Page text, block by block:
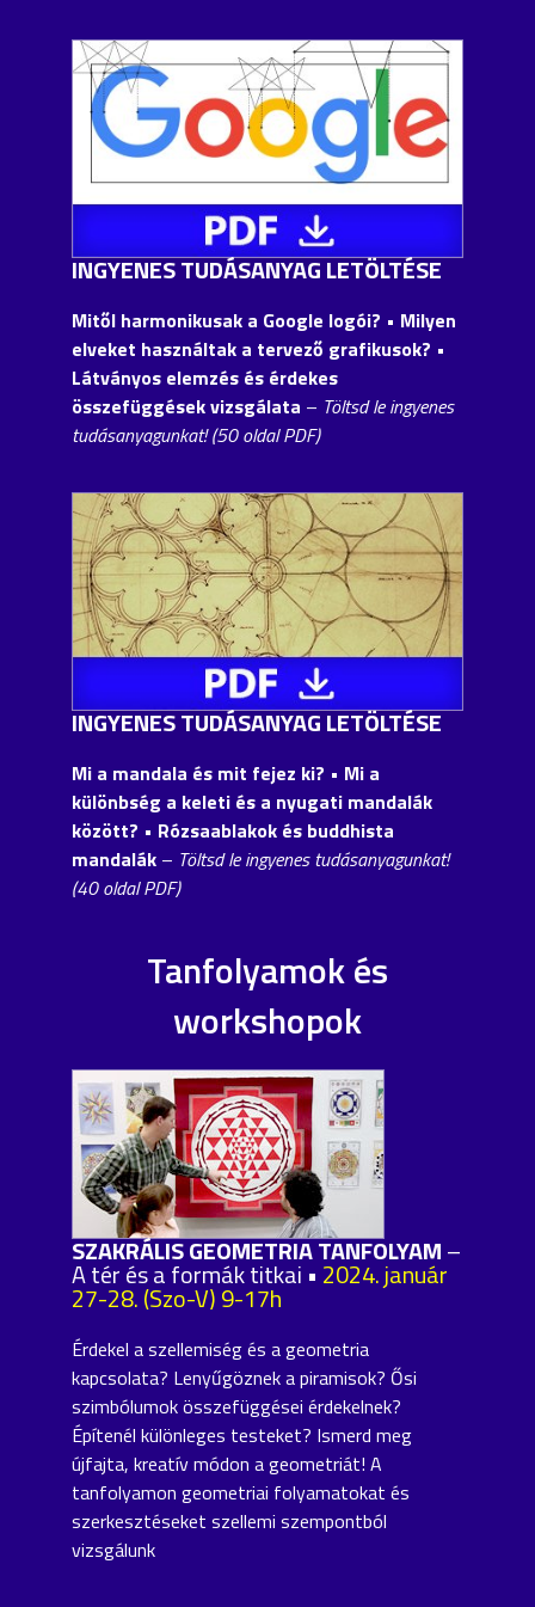
INGYENES TUDÁSANYAG LETÖLTÉSE
Mitől harmonikusak a Google logói? • Milyen
elveket használtak a tervező grafikusok? •
Látványos elemzés és érdekes
összefüggések vizsgálata – Töltsd le ingyenes
tudásanyagunkat! (50 oldal PDF)
INGYENES TUDÁSANYAG LETÖLTÉSE
Mi a mandala és mit fejez ki? • Mi a
különbség a keleti és a nyugati mandalák
között? • Rózsaablakok és buddhista
mandalák – Töltsd le ingyenes tudásanyagunkat!
(40 oldal PDF)
Tanfolyamok és
workshopok
SZAKRÁLIS GEOMETRIA TANFOLYAM–
A tér és a formák titkai • 2024. január
27-28. (Szo-V) 9-17h
Érdekel a szellemiség és a geometria
kapcsolata? Lenyűgöznek a piramisok? Ősi
szimbólumok összefüggései érdekelnek?
Építenél különleges testeket? Ismerd meg
újfajta, kreatív módon a geometriát! A
tanfolyamon geometriai folyamatokat és
szerkesztéseket szellemi szempontból
vizsgálunk